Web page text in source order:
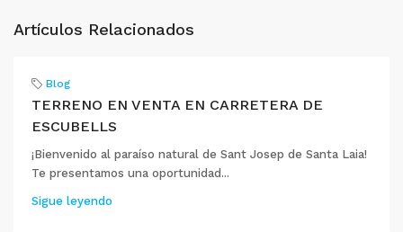
Artículos Relacionados
Blog
TERRENO EN VENTA EN CARRETERA DE
ESCUBELLS
¡Bienvenido al paraíso natural de Sant Josep de Santa Laia!
Te presentamos una oportunidad...
Sigue leyendo